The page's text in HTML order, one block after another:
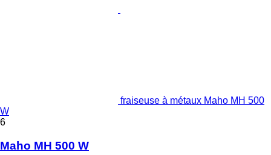
fraiseuse à métaux Maho MH 500
W
6
Maho MH 500 W